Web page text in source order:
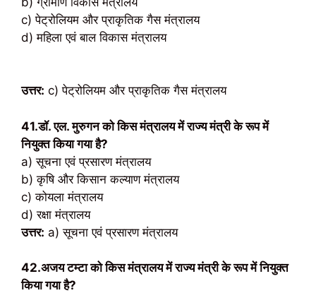
c) पेट्रोलियम और प्राकृतिक गैस मंत्रालय
d) महिला एवं बाल विकास मंत्रालय
उत्तर: c) पेट्रोलियम और प्राकृतिक गैस मंत्रालय
41.डॉ. एल. मुरुगन को किस मंत्रालय में राज्य मंत्री के रूप में
नियुक्त किया गया है?
a) सूचना एवं प्रसारण मंत्रालय
b) कृषि और किसान कल्याण मंत्रालय
c) कोयला मंत्रालय
d) रक्षा मंत्रालय
उत्तर: a) सूचना एवं प्रसारण मंत्रालय
42.अजय टम्टा को किस मंत्रालय में राज्य मंत्री के रूप में नियुक्त
किया गया है?